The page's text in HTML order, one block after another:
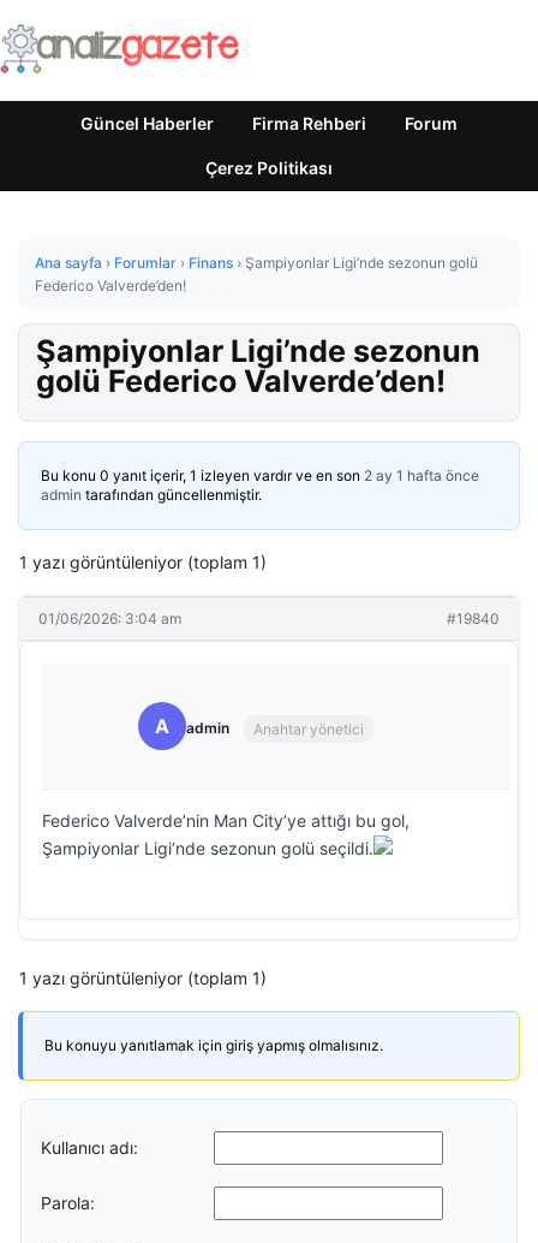
Güncel Haberler Firma Rehberi Forum
Çerez Politikası
Ana sayfa › Forumlar › Finans › Şampiyonlar Ligi’nde sezonun golü
Federico Valverde’den!
Şampiyonlar Ligi’nde sezonun
golü Federico Valverde’den!
Bu konu 0 yanıt içerir, 1 izleyen vardır ve en son 2 ay 1 hafta önce
admin tarafından güncellenmiştir.
1 yazı görüntüleniyor (toplam 1)
01/06/2026: 3:04 am #19840
A admin Anahtar yönetici
Federico Valverde’nin Man City’ye attığı bu gol,
Şampiyonlar Ligi’nde sezonun golü seçildi.
1 yazı görüntüleniyor (toplam 1)
Bu konuyu yanıtlamak için giriş yapmış olmalısınız.
Kullanıcı adı:
Parola: